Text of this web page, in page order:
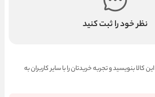
نظر خود را ثبت کنید
کالا بنویسید و تجربه خریدتان را با سایر کاربران به